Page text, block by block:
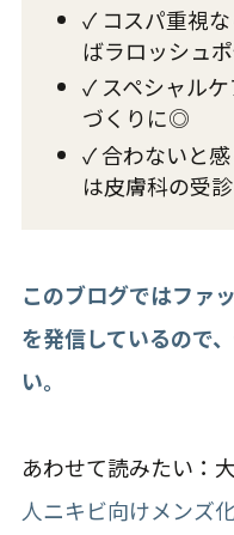
✓ コスパ重視
ばラロッシュ
✓ スペシャル
づくりに◎
✓ 合わないと
は皮膚科の受
このブログではファ
を発信しているので
い。
あわせて読みたい：
人ニキビ向けメンズ